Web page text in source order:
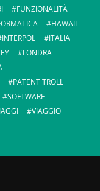
FUNZIONALITÀ
HAWAII
INTERPOL
ITALIA
LONDRA
PATENT TROLL
SOFTWARE
VIAGGIO